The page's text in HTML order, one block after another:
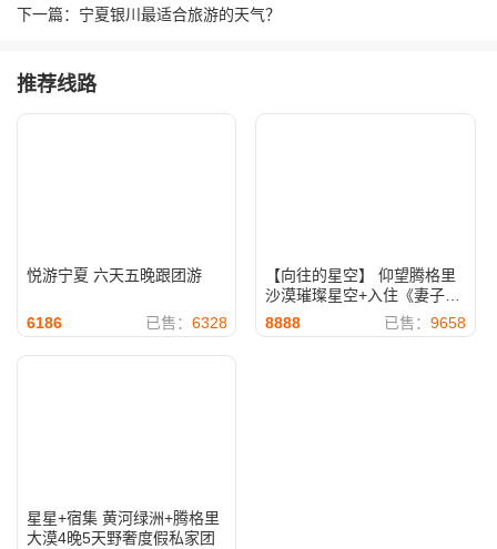
下一篇： 宁夏银川最适合旅游的天气？
推荐线路
悦游宁夏 六天五晚跟团游
6186 已售： 6328
【向往的星空】 仰望腾格里
沙漠璀璨星空+入住《妻子的
浪漫》同款沙漠星星酒店 专
业观星课堂 4晚5天休闲游 一
8888 已售： 9658
星星+宿集 黄河绿洲+腾格里
大漠4晚5天野奢度假私家团